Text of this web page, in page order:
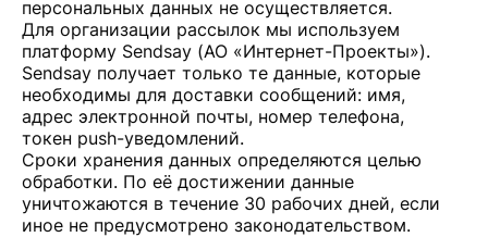
персональных данных не осуществляется.
Для организации рассылок мы используем
платформу Sendsay (АО «Интернет-Проекты»).
Sendsay получает только те данные, которые
необходимы для доставки сообщений: имя,
адрес электронной почты, номер телефона,
токен push-уведомлений.
Сроки хранения данных определяются целью
обработки. По её достижении данные
уничтожаются в течение 30 рабочих дней, если
иное не предусмотрено законодательством.